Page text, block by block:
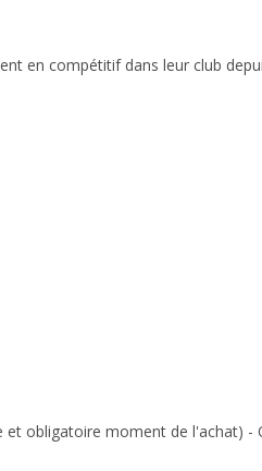
en compétitif dans leur club
et obligatoire moment de l'achat) -